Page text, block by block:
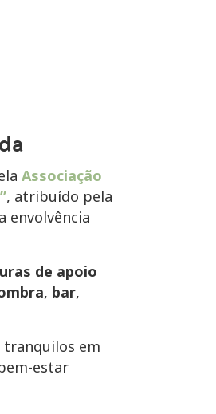
Associação
, atribuído pela
envolvência
de apoio
, bar,
tranquilos em
estar